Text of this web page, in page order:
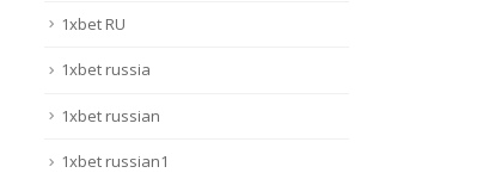
1xbet RU
1xbet russia
1xbet russian
1xbet russian1